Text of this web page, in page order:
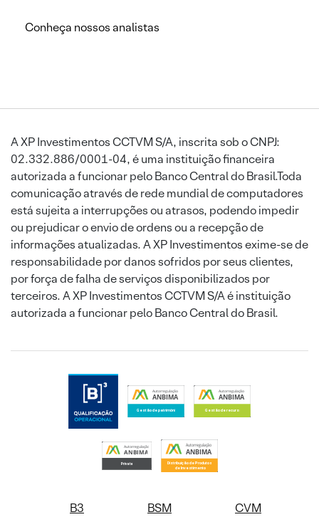
Conheça nossos analistas
A XP Investimentos CCTVM S/A, inscrita sob o CNPJ:
02.332.886/0001-04, é uma instituição financeira
autorizada a funcionar pelo Banco Central do Brasil.Toda
comunicação através de rede mundial de computadores
está sujeita a interrupções ou atrasos, podendo impedir
ou prejudicar o envio de ordens ou a recepção de
informações atualizadas. A XP Investimentos exime-se de
responsabilidade por danos sofridos por seus clientes,
por força de falha de serviços disponibilizados por
terceiros. A XP Investimentos CCTVM S/A é instituição
autorizada a funcionar pelo Banco Central do Brasil.
B3 BSM CVM